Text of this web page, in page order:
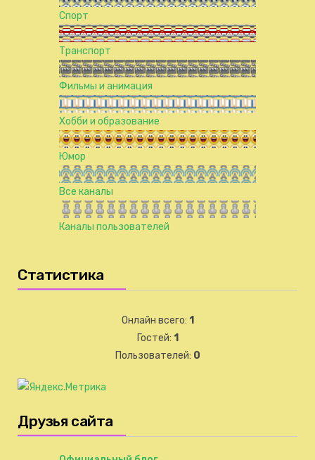
Спорт
Транспорт
Фильмы и анимация
Хобби и образование
Юмор
Все каналы
Каналы пользователей
Статистика
Онлайн всего: 1
Гостей: 1
Пользователей: 0
Друзья сайта